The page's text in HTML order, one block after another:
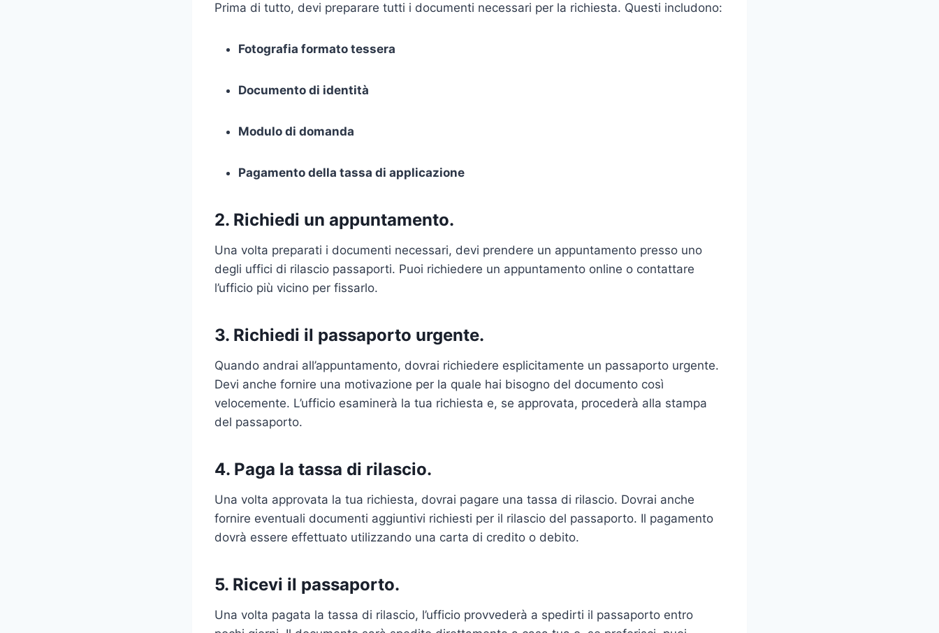
Prima di tutto, devi preparare tutti i documenti necessari per la richiesta. Questi includono:
Fotografia formato tessera
Documento di identità
Modulo di domanda
Pagamento della tassa di applicazione
2. Richiedi un appuntamento.
Una volta preparati i documenti necessari, devi prendere un appuntamento presso uno
degli uffici di rilascio passaporti. Puoi richiedere un appuntamento online o contattare
l’ufficio più vicino per fissarlo.
3. Richiedi il passaporto urgente.
Quando andrai all’appuntamento, dovrai richiedere esplicitamente un passaporto urgente.
Devi anche fornire una motivazione per la quale hai bisogno del documento così
velocemente. L’ufficio esaminerà la tua richiesta e, se approvata, procederà alla stampa
del passaporto.
4. Paga la tassa di rilascio.
Una volta approvata la tua richiesta, dovrai pagare una tassa di rilascio. Dovrai anche
fornire eventuali documenti aggiuntivi richiesti per il rilascio del passaporto. Il pagamento
dovrà essere effettuato utilizzando una carta di credito o debito.
5. Ricevi il passaporto.
Una volta pagata la tassa di rilascio, l’ufficio provvederà a spedirti il passaporto entro